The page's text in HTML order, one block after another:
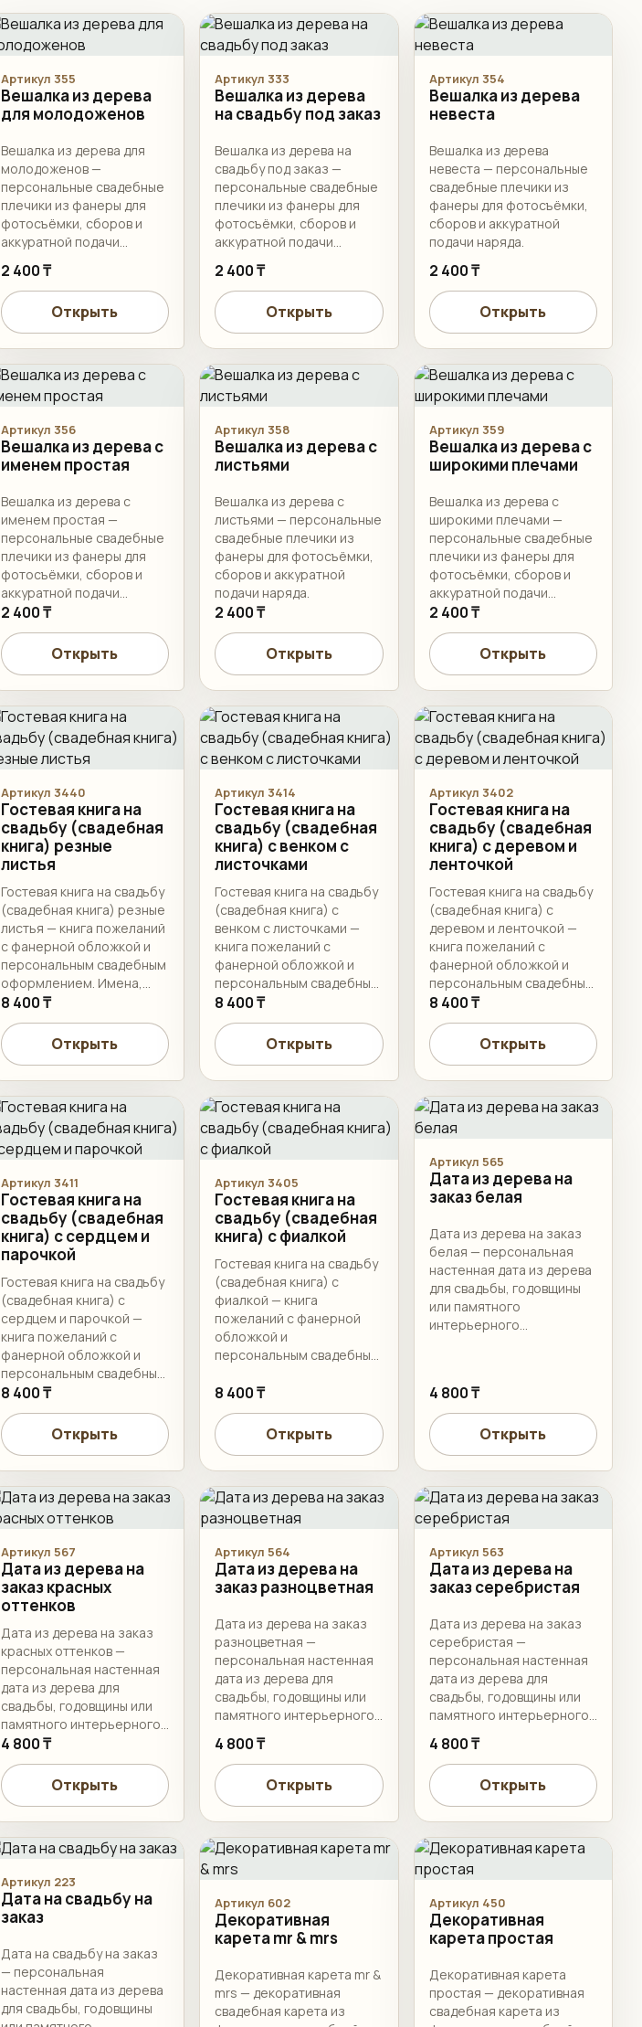
Артикул 355
Вешалка из дерева
для молодоженов
Вешалка из дерева для
молодоженов —
персональные свадебные
плечики из фанеры для
фотосъёмки, сборов и
аккуратной подачи
наряда.
2 400 ₸
Открыть
Артикул 333
Вешалка из дерева
на свадьбу под заказ
Вешалка из дерева на
свадьбу под заказ —
персональные свадебные
плечики из фанеры для
фотосъёмки, сборов и
аккуратной подачи
наряда.
2 400 ₸
Открыть
Артикул 354
Вешалка из дерева
невеста
Вешалка из дерева
невеста — персональные
свадебные плечики из
фанеры для фотосъёмки,
сборов и аккуратной
подачи наряда.
2 400 ₸
Открыть
Артикул 356
Вешалка из дерева с
именем простая
Вешалка из дерева с
именем простая —
персональные свадебные
плечики из фанеры для
фотосъёмки, сборов и
аккуратной подачи
наряда.
2 400 ₸
Открыть
Артикул 358
Вешалка из дерева с
листьями
Вешалка из дерева с
листьями — персональные
свадебные плечики из
фанеры для фотосъёмки,
сборов и аккуратной
подачи наряда.
2 400 ₸
Открыть
Артикул 359
Вешалка из дерева с
широкими плечами
Вешалка из дерева с
широкими плечами —
персональные свадебные
плечики из фанеры для
фотосъёмки, сборов и
аккуратной подачи
наряда.
2 400 ₸
Открыть
Артикул 3440
Гостевая книга на
свадьбу (свадебная
книга) резные
листья
Гостевая книга на свадьбу
(свадебная книга) резные
листья — книга пожеланий
с фанерной обложкой и
персональным свадебным
оформлением. Имена,
дата, формат и
комплектацию листами
согласуем перед
изготовлением.
8 400 ₸
Открыть
Артикул 3414
Гостевая книга на
свадьбу (свадебная
книга) с венком с
листочками
Гостевая книга на свадьбу
(свадебная книга) с
венком с листочками —
книга пожеланий с
фанерной обложкой и
персональным свадебным
оформлением. Имена,
дата, формат и
комплектацию листами
согласуем перед
8 400 ₸
Открыть
Артикул 3402
Гостевая книга на
свадьбу (свадебная
книга) с деревом и
ленточкой
Гостевая книга на свадьбу
(свадебная книга) с
деревом и ленточкой —
книга пожеланий с
фанерной обложкой и
персональным свадебным
оформлением. Имена,
дата, формат и
комплектацию листами
согласуем перед
8 400 ₸
Открыть
Артикул 3411
Гостевая книга на
свадьбу (свадебная
книга) с сердцем и
парочкой
Гостевая книга на свадьбу
(свадебная книга) с
сердцем и парочкой —
книга пожеланий с
фанерной обложкой и
персональным свадебным
оформлением. Имена,
дата, формат и
комплектацию листами
согласуем перед
8 400 ₸
Открыть
Артикул 3405
Гостевая книга на
свадьбу (свадебная
книга) с фиалкой
Гостевая книга на свадьбу
(свадебная книга) с
фиалкой — книга
пожеланий с фанерной
обложкой и
персональным свадебным
дата, формат и
комплектацию листами
согласуем перед
изготовлением.
8 400 ₸
Открыть
Артикул 565
Дата из дерева на
заказ белая
Дата из дерева на заказ
белая — персональная
настенная дата из дерева
для свадьбы, годовщины
или памятного
интерьерного
4 800 ₸
Открыть
Артикул 567
Дата из дерева на
заказ красных
оттенков
Дата из дерева на заказ
красных оттенков —
персональная настенная
дата из дерева для
свадьбы, годовщины или
памятного интерьерного
оформления.
4 800 ₸
Открыть
Артикул 564
Дата из дерева на
заказ разноцветная
Дата из дерева на заказ
разноцветная —
персональная настенная
дата из дерева для
свадьбы, годовщины или
памятного интерьерного
оформления.
4 800 ₸
Открыть
Артикул 563
Дата из дерева на
заказ серебристая
Дата из дерева на заказ
серебристая —
персональная настенная
дата из дерева для
свадьбы, годовщины или
памятного интерьерного
оформления.
4 800 ₸
Открыть
Артикул 223
Дата на свадьбу на
заказ
Дата на свадьбу на заказ
— персональная
настенная дата из дерева
для свадьбы, годовщины
Артикул 602
Декоративная
карета mr & mrs
Декоративная карета mr &
mrs — декоративная
свадебная карета из
Артикул 450
Декоративная
карета простая
Декоративная карета
простая — декоративная
свадебная карета из